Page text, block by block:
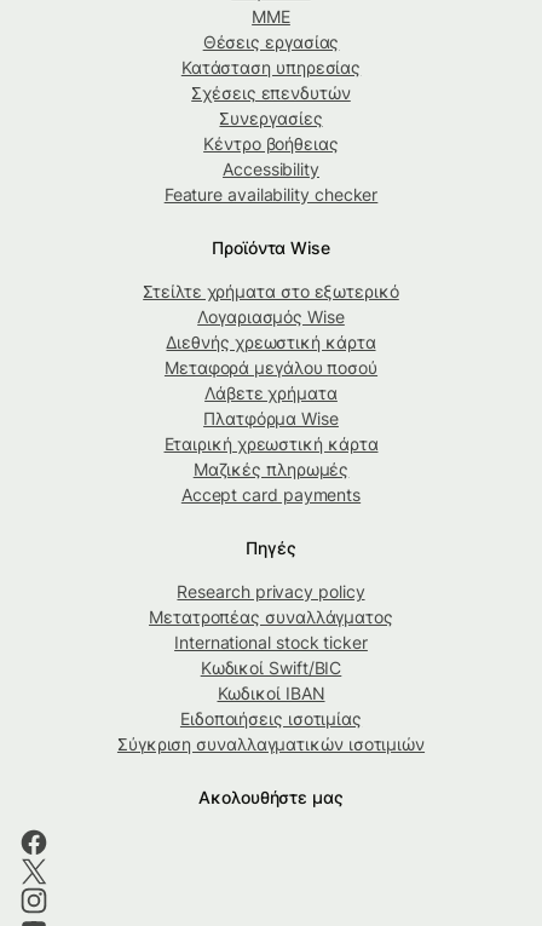
ΜΜΕ
Θέσεις εργασίας
Κατάσταση υπηρεσίας
Σχέσεις επενδυτών
Συνεργασίες
Κέντρο βοήθειας
Accessibility
Feature availability checker
Προϊόντα Wise
Στείλτε χρήματα στο εξωτερικό
Λογαριασμός Wise
Διεθνής χρεωστική κάρτα
Μεταφορά μεγάλου ποσού
Λάβετε χρήματα
Πλατφόρμα Wise
Εταιρική χρεωστική κάρτα
Μαζικές πληρωμές
Accept card payments
Πηγές
Research privacy policy
Μετατροπέας συναλλάγματος
International stock ticker
Κωδικοί Swift/BIC
Κωδικοί IBAN
Ειδοποιήσεις ισοτιμίας
Σύγκριση συναλλαγματικών ισοτιμιών
Ακολουθήστε μας